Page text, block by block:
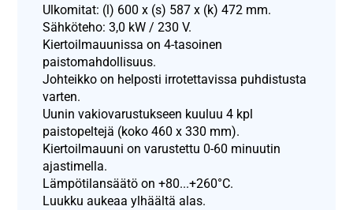
Ulkomitat: (l) 600 x (s) 587 x (k) 472 mm.
Sähköteho: 3,0 kW / 230 V.
Kiertoilmauunissa on 4-tasoinen
paistomahdollisuus.
Johteikko on helposti irrotettavissa puhdistusta
varten.
Uunin vakiovarustukseen kuuluu 4 kpl
paistopeltejä (koko 460 x 330 mm).
Kiertoilmauuni on varustettu 0-60 minuutin
ajastimella.
Lämpötilansäätö on +80...+260°C.
Luukku aukeaa ylhäältä alas.